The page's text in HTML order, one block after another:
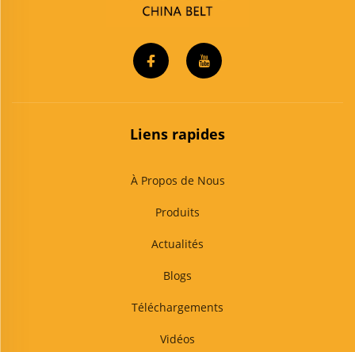
Liens rapides
À Propos de Nous
Produits
Actualités
Blogs
Téléchargements
Vidéos